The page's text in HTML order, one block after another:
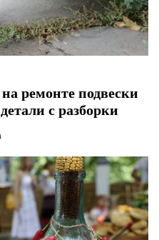
ремонте подвески
с разборки